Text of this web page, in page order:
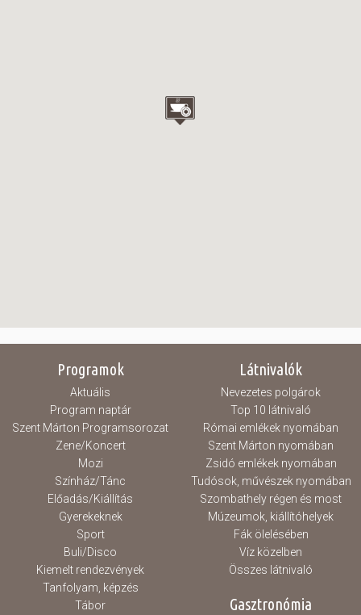
Programok
Aktuális
Program naptár
Szent Márton Programsorozat
Zene/Koncert
Mozi
Színház/Tánc
Előadás/Kiállítás
Gyerekeknek
Sport
Buli/Disco
Kiemelt rendezvények
Tanfolyam, képzés
Tábor
Látnivalók
Nevezetes polgárok
Top 10 látnivaló
Római emlékek nyomában
Szent Márton nyomában
Zsidó emlékek nyomában
Tudósok, művészek nyomában
Szombathely régen és most
Múzeumok, kiállítóhelyek
Fák ölelésében
Víz közelben
Összes látnivaló
Gasztronómia